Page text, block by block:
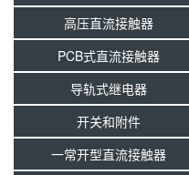
高压直流接触器
PCB式直流接触器
导轨式继电器
开关和附件
一常开型直流接触器